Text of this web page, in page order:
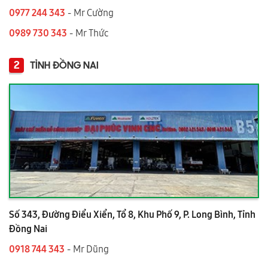
0977 244 343 - Mr Cường
0989 730 343 - Mr Thức
2 TỈNH ĐỒNG NAI
Số 343, Đường Điểu Xiển, Tổ 8, Khu Phố 9, P. Long Bình, Tỉnh
Đồng Nai
0918 744 343 - Mr Dũng